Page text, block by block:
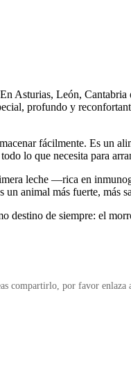
Asturias, León,
profundo y
fácilmente. Es un
lo que necesita para
leche —rica en
animal más fuerte, más
destino de siempre: el
compartirlo, por favor enlaza